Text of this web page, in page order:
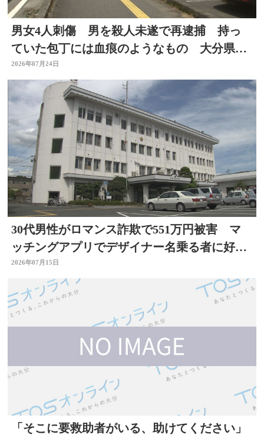
男女4人刺傷 男を殺人未遂で再逮捕 持っ
ていた包丁には血痕のようなもの 大分県佐
伯市
2026年07月24日
30代男性がロマンス詐欺で551万円被害 マ
ッチングアプリでデザイナー名乗る者に好意
抱く 大分
2026年07月15日
「そこに要救助者がいる、助けてください」